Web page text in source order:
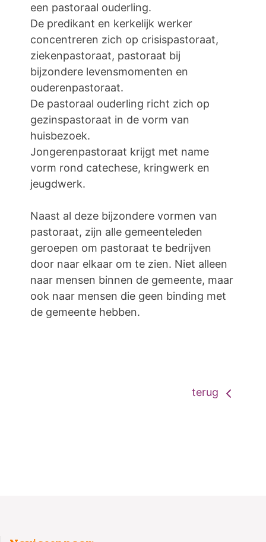
een pastoraal ouderling.
De predikant en kerkelijk werker
concentreren zich op crisispastoraat,
ziekenpastoraat, pastoraat bij
bijzondere levensmomenten en
ouderenpastoraat.
De pastoraal ouderling richt zich op
gezinspastoraat in de vorm van
huisbezoek.
Jongerenpastoraat krijgt met name
vorm rond catechese, kringwerk en
jeugdwerk.
Naast al deze bijzondere vormen van
pastoraat, zijn alle gemeenteleden
geroepen om pastoraat te bedrijven
door naar elkaar om te zien. Niet alleen
naar mensen binnen de gemeente, maar
ook naar mensen die geen binding met
de gemeente hebben.
terug